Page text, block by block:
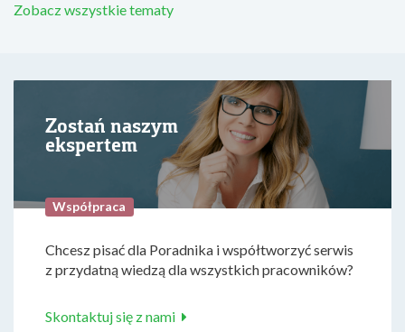
Zobacz wszystkie tematy
Zostań naszym
ekspertem
Współpraca
Chcesz pisać dla Poradnika i współtworzyć serwis
z przydatną wiedzą dla wszystkich pracowników?
Skontaktuj się z nami